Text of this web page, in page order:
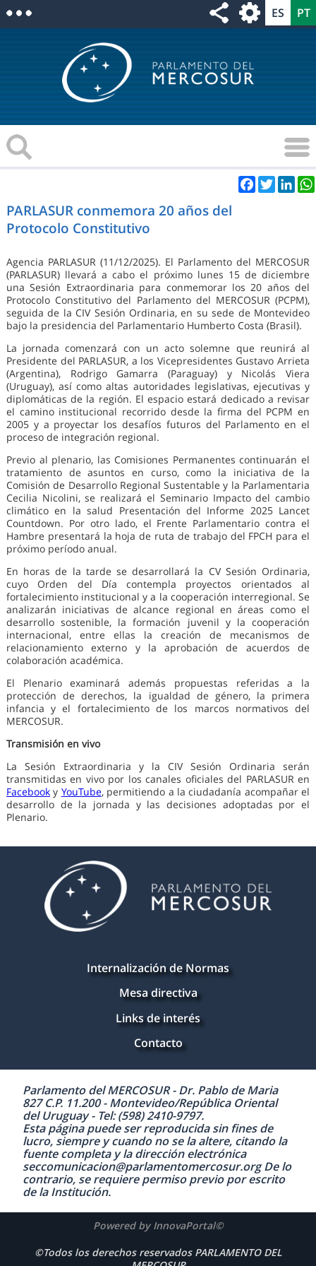
Facebook
Twitter
PARLASUR conmemora 20 años del
Protocolo Constitutivo
Agencia PARLASUR (11/12/2025). El Parlamento del MERCOSUR
(PARLASUR) llevará a cabo el próximo lunes 15 de diciembre
una Sesión Extraordinaria para conmemorar los 20 años del
Protocolo Constitutivo del Parlamento del MERCOSUR (PCPM),
seguida de la CIV Sesión Ordinaria, en su sede de Montevideo
bajo la presidencia del Parlamentario Humberto Costa (Brasil).
La jornada comenzará con un acto solemne que reunirá al
Presidente del PARLASUR, a los Vicepresidentes Gustavo Arrieta
(Argentina), Rodrigo Gamarra (Paraguay) y Nicolás Viera
(Uruguay), así como altas autoridades legislativas, ejecutivas y
diplomáticas de la región. El espacio estará dedicado a revisar
el camino institucional recorrido desde la firma del PCPM en
2005 y a proyectar los desafíos futuros del Parlamento en el
proceso de integración regional.
Previo al plenario, las Comisiones Permanentes continuarán el
tratamiento de asuntos en curso, como la iniciativa de la
Comisión de Desarrollo Regional Sustentable y la Parlamentaria
Cecilia Nicolini, se realizará el Seminario Impacto del cambio
climático en la salud Presentación del Informe 2025 Lancet
Countdown. Por otro lado, el Frente Parlamentario contra el
Hambre presentará la hoja de ruta de trabajo del FPCH para el
próximo período anual.
En horas de la tarde se desarrollará la CV Sesión Ordinaria,
cuyo Orden del Día contempla proyectos orientados al
fortalecimiento institucional y a la cooperación interregional. Se
analizarán iniciativas de alcance regional en áreas como el
desarrollo sostenible, la formación juvenil y la cooperación
internacional, entre ellas la creación de mecanismos de
relacionamiento externo y la aprobación de acuerdos de
colaboración académica.
El Plenario examinará además propuestas referidas a la
protección de derechos, la igualdad de género, la primera
infancia y el fortalecimiento de los marcos normativos del
MERCOSUR.
Transmisión en vivo
La Sesión Extraordinaria y la CIV Sesión Ordinaria serán
transmitidas en vivo por los canales oficiales del PARLASUR en
Facebooky YouTube, permitiendo a la ciudadanía acompañar el
desarrollo de la jornada y las decisiones adoptadas por el
Plenario.
Internalización de Normas
Mesa directiva
Links de interés
Contacto
Parlamento del MERCOSUR - Dr. Pablo de Maria
827 C.P. 11.200 - Montevideo/República Oriental
del Uruguay - Tel: (598) 2410-9797.
Esta página puede ser reproducida sin fines de
lucro, siempre y cuando no se la altere, citando la
fuente completa y la dirección electrónica
seccomunicacion@parlamentomercosur.org De lo
contrario, se requiere permiso previo por escrito
de la Institución.
Powered by InnovaPortal©
©Todos los derechos reservados PARLAMENTO DEL